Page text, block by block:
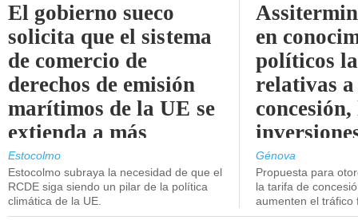
El gobierno sueco
solicita que el sistema
de comercio de
derechos de emisión
marítimos de la UE se
extienda a más
buques.
Estocolmo
Estocolmo subraya la necesidad de que el
RCDE siga siendo un pilar de la política
climática de la UE.
en
políticos
relativas a
concesión,
Génova
Propuesta para
la tarifa de
aumenten el tráfico